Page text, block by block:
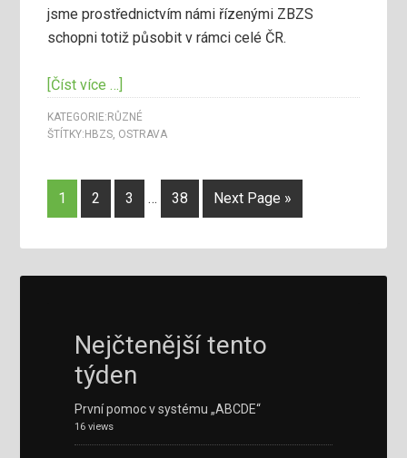
jsme prostřednictvím námi řízenými ZBZS
schopni totiž působit v rámci celé ČR.
[Číst více …]
KATEGORIE: RŮZNÉ
ŠTÍTKY: HBZS, OSTRAVA
1 2 3 … 38 Next Page »
Nejčtenější tento
týden
První pomoc v systému „ABCDE“
16 views